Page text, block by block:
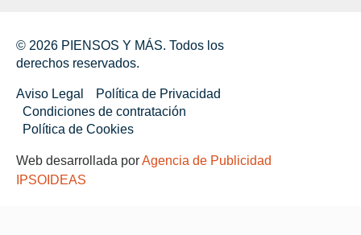
© 2026 PIENSOS Y MÁS. Todos los
derechos reservados.
Aviso Legal
Política de Privacidad
Condiciones de contratación
Política de Cookies
Web desarrollada porAgencia de Publicidad
IPSOIDEAS